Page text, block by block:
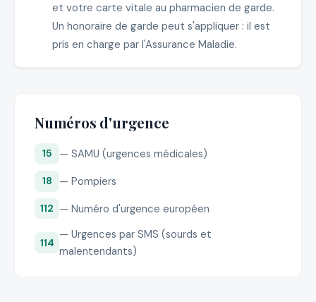
et votre carte vitale au pharmacien de garde.
Un honoraire de garde peut s'appliquer : il est
pris en charge par l'Assurance Maladie.
Numéros d'urgence
15 — SAMU (urgences médicales)
18 — Pompiers
112 — Numéro d'urgence européen
114
— Urgences par SMS (sourds et
malentendants)